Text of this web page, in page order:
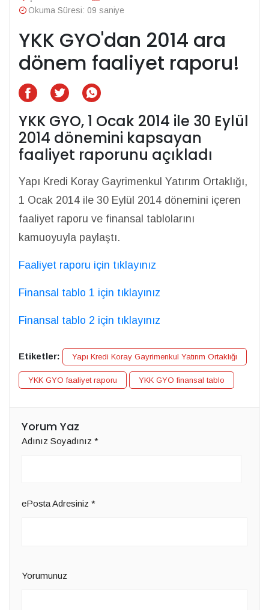
Okuma Süresi: 09 saniye
YKK GYO'dan 2014 ara
dönem faaliyet raporu!
YKK GYO, 1 Ocak 2014 ile 30 Eylül
2014 dönemini kapsayan
faaliyet raporunu açıkladı
Yapı Kredi Koray Gayrimenkul Yatırım Ortaklığı,
1 Ocak 2014 ile 30 Eylül 2014 dönemini içeren
faaliyet raporu ve finansal tablolarını
kamuoyuyla paylaştı.
Faaliyet raporu için tıklayınız
Finansal tablo 1 için tıklayınız
Finansal tablo 2 için tıklayınız
Etiketler: Yapı Kredi Koray Gayrimenkul Yatırım Ortaklığı
YKK GYO faaliyet raporu YKK GYO finansal tablo
Yorum Yaz
Adınız Soyadınız *
ePosta Adresiniz *
Yorumunuz